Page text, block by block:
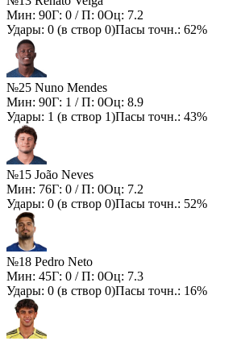
Мин: 90Г: 0 / П: 0Оц: 7.2
Удары: 0 (в створ 0)Пасы точн.: 62%
№25 Nuno Mendes
Мин: 90Г: 1 / П: 0Оц: 8.9
Удары: 1 (в створ 1)Пасы точн.: 43%
№15 João Neves
Мин: 76Г: 0 / П: 0Оц: 7.2
Удары: 0 (в створ 0)Пасы точн.: 52%
№18 Pedro Neto
Мин: 45Г: 0 / П: 0Оц: 7.3
Удары: 0 (в створ 0)Пасы точн.: 16%